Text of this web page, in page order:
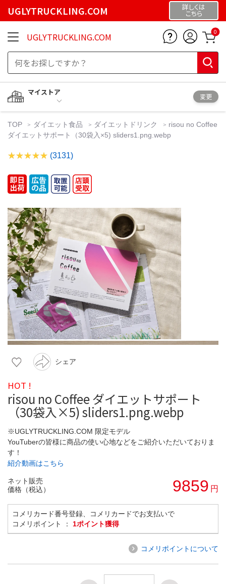
UGLYTRUCKLING.COM 詳しくは
こちら
UGLYTRUCKLING.COM 0
マイストア
変更
TOP ダイエット食品 ダイエットドリンク
risou no Coffee
ダイエットサポート（30袋入×5) sliders1.png.webp
(3131)
シェア
HOT !
risou no Coffee ダイエットサポート
（30袋入×5) sliders1.png.webp
※UGLYTRUCKLING.COM 限定モデル
YouTuberの皆様に商品の使い心地などをご紹介いただいておりま
す！
紹介動画はこちら
ネット販売
価格（税込）
9859 円
コメリカード番号登録、コメリカードでお支払いで
コメリポイント ： 1ポイント獲得
コメリポイントについて